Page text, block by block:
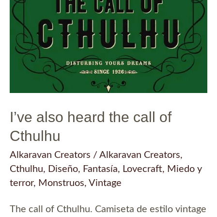
I’ve also heard the call of
Cthulhu
Alkaravan Creators / Alkaravan Creators,
Cthulhu, Diseño, Fantasía, Lovecraft, Miedo y
terror, Monstruos, Vintage
The call of Cthulhu. Camiseta de estilo vintage